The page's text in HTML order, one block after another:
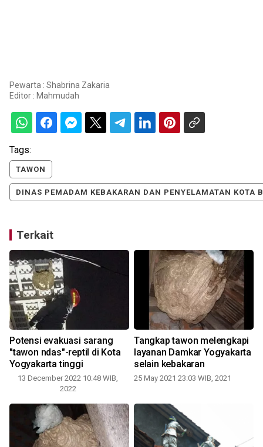
Pewarta : Shabrina Zakaria
Editor : Mahmudah
Tags:
TAWON
DINAS PEMADAM KEBAKARAN DAN PENYELAMATAN KOTA
Terkait
Potensi evakuasi sarang
"tawon ndas"-reptil di Kota
Yogyakarta tinggi
13 December 2022 10:48 WIB,
2022
Tangkap tawon melengkapi
layanan Damkar Yogyakarta
selain kebakaran
25 May 2021 23:03 WIB, 2021